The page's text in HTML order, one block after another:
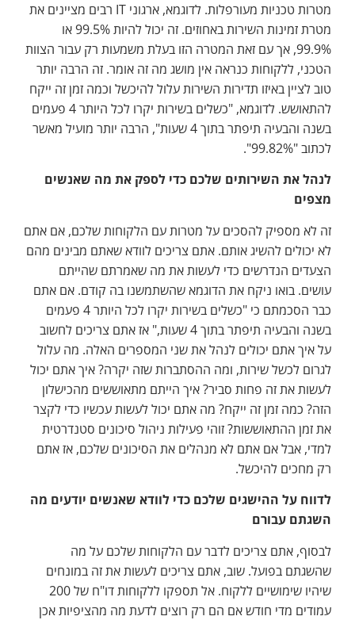
מטרות טכניות מעורפלות. לדוגמא, ארגוני IT רבים מציינים את
מטרת זמינות השירות באחוזים. זה יכול להיות 99.5% או
99.9%, אך עם זאת המטרה הזו בעלת משמעות רק עבור הצוות
הטכני, ללקוחות כנראה אין מושג מה זה אומר. זה הרבה יותר
טוב לציין באיזו תדירות השירות עלול להיכשל וכמה זמן זה ייקח
להתאושש. לדוגמא, "כשלים בשירות יקרו לכל היותר 4 פעמים
בשנה והבעיה תיפתר בתוך 4 שעות", הרבה יותר מועיל מאשר
לכתוב "99.82%".
לנהל את השירותים שלכם כדי לספק את מה שאנשים
מצפים
זה לא מספיק להסכים על מטרות עם הלקוחות שלכם, אם אתם
לא יכולים להשיג אותם. אתם צריכים לוודא שאתם מבינים מהם
הצעדים הנדרשים כדי לעשות את מה שאמרתם שהייתם
עושים. בואו ניקח את הדוגמא שהשתמשנו בה קודם. אם אתם
כבר הסכמתם כי "כשלים בשירות יקרו לכל היותר 4 פעמים
בשנה והבעיה תיפתר בתוך 4 שעות," אז אתם צריכים לחשוב
על איך אתם יכולים לנהל את שני המספרים האלה. מה עלול
לגרום לכשל שירות, ומה ההסתברות שזה יקרה? איך אתם יכול
לעשות את זה פחות סביר? איך הייתם מתאוששים מהכישלון
הזה? כמה זמן זה ייקח? מה אתם יכול לעשות עכשיו כדי לקצר
את זמן ההתאוששות? זוהי פעילות ניהול סיכונים סטנדרטית
למדי, אבל אם אתם לא מנהלים את הסיכונים שלכם, אז אתם
רק מחכים להיכשל.
לדווח על ההישגים שלכם כדי לוודא שאנשים יודעים מה
השגתם עבורם
לבסוף, אתם צריכים לדבר עם הלקוחות שלכם על מה
שהשגתם בפועל. שוב, אתם צריכים לעשות את זה במונחים
שיהיו שימושיים ללקוח. אל תספקו ללקוחות דו"ח של 200
עמודים מדי חודש אם הם רק רוצים לדעת מה מהציפיות אכן